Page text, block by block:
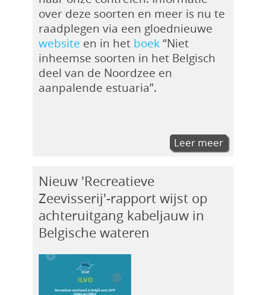
over deze soorten en meer is nu te
raadplegen via een gloednieuwe
website en in het boek“Niet
inheemse soorten in het Belgisch
deel van de Noordzee en
aanpalende estuaria”.
Leer meer
Nieuw 'Recreatieve
Zeevisserij'-rapport wijst op
achteruitgang kabeljauw in
Belgische wateren